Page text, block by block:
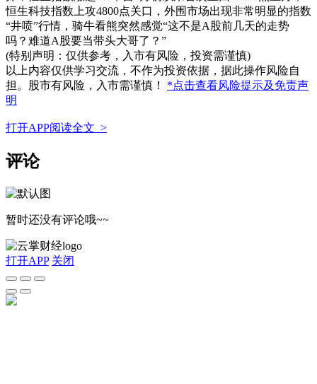
恒生科技指数上攻4800点关口，外围市场出现非常明显的指数
“井喷”行情，骑牛看熊突然感觉“这不是A股前几天的走势
吗？难道A股要当带头大哥了？”
(特别声明：仅供参考，入市有风险，投资需谨慎)
以上内容仅供学习交流，不作为投资依据，据此操作风险自
担。股市有风险，入市需谨慎！ *点击查看风险提示及免责声
明
打开APP阅读全文 >
评论
暂时还没有评论哦~~
打开APP 关闭